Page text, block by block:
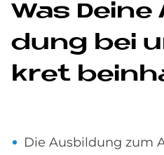
Was
dung bei
kret
Die Ausbildung zum